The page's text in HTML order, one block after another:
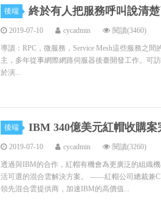
後端 終於有人把服務呼叫說清楚
2019-07-10 cycadmin 閱讀(3460)
導讀：RPC，微服務，Service Mesh這些服務之
主，多年從事網際網路伺服器後臺開發工作。可
於演...
後端 IBM 340億美元紅帽收購
2019-07-10 cycadmin 閱讀(3260)
透過與IBM的合作，紅帽有機會為更廣泛的組織
活可選的混合雲解決方案。 ——紅帽公司總裁兼
領先混合雲提供商，加速IBM的高價值...